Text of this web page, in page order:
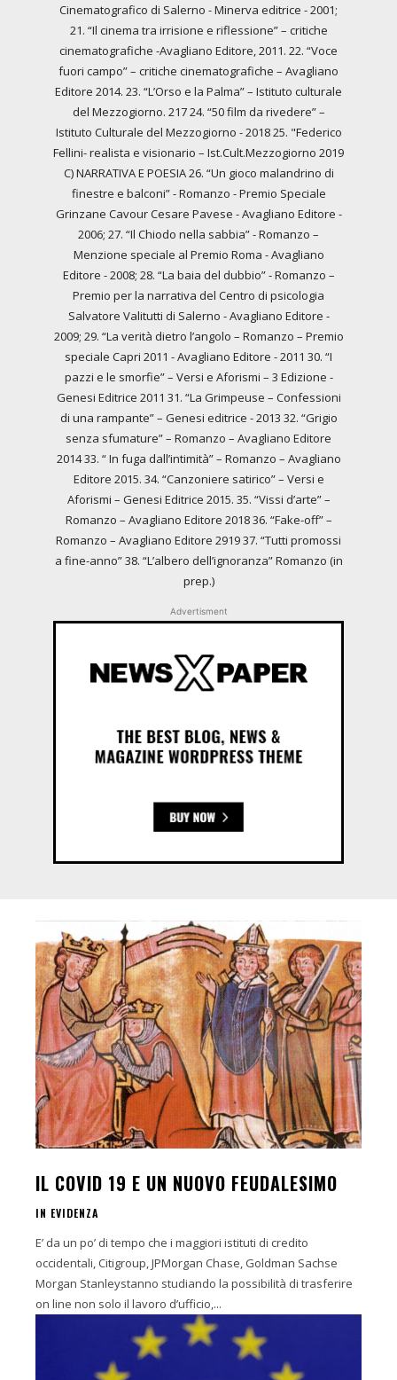
Cinematografico di Salerno - Minerva editrice - 2001;
21. “Il cinema tra irrisione e riflessione” – critiche
cinematografiche -Avagliano Editore, 2011. 22. “Voce
fuori campo” – critiche cinematografiche – Avagliano
Editore 2014. 23. “L’Orso e la Palma” – Istituto culturale
del Mezzogiorno. 217 24. “50 film da rivedere” –
Istituto Culturale del Mezzogiorno - 2018 25. "Federico
Fellini- realista e visionario – Ist.Cult.Mezzogiorno 2019
C) NARRATIVA E POESIA 26. “Un gioco malandrino di
finestre e balconi” - Romanzo - Premio Speciale
Grinzane Cavour Cesare Pavese - Avagliano Editore -
2006; 27. “Il Chiodo nella sabbia” - Romanzo –
Menzione speciale al Premio Roma - Avagliano
Editore - 2008; 28. “La baia del dubbio” - Romanzo –
Premio per la narrativa del Centro di psicologia
Salvatore Valitutti di Salerno - Avagliano Editore -
2009; 29. “La verità dietro l’angolo – Romanzo – Premio
speciale Capri 2011 - Avagliano Editore - 2011 30. “I
pazzi e le smorfie” – Versi e Aforismi – 3 Edizione -
Genesi Editrice 2011 31. “La Grimpeuse – Confessioni
di una rampante” – Genesi editrice - 2013 32. “Grigio
senza sfumature” – Romanzo – Avagliano Editore
2014 33. “ In fuga dall’intimità” – Romanzo – Avagliano
Editore 2015. 34. “Canzoniere satirico” – Versi e
Aforismi – Genesi Editrice 2015. 35. “Vissi d’arte” –
Romanzo – Avagliano Editore 2018 36. “Fake-off” –
Romanzo – Avagliano Editore 2919 37. “Tutti promossi
a fine-anno” 38. “L’albero dell’ignoranza” Romanzo (in
prep.)
Advertisment
IL COVID 19 E UN NUOVO FEUDALESIMO
IN EVIDENZA
E’ da un po’ di tempo che i maggiori istituti di credito
occidentali, Citigroup, JPMorgan Chase, Goldman Sachse
Morgan Stanleystanno studiando la possibilità di trasferire
on line non solo il lavoro d’ufficio,...